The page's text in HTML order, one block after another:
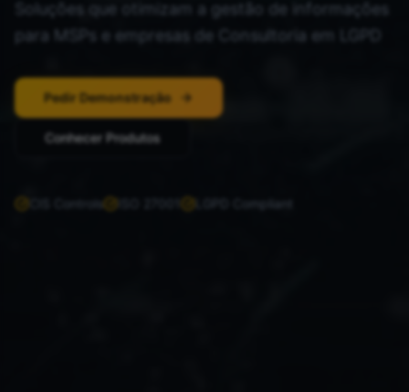
Soluções que otimizam a gestão de informações
para MSPs e empresas de Consultoria em LGPD
Pedir Demonstração
Conhecer Produtos
CIS Controls LGPD Compliant